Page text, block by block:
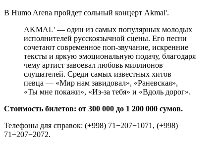
В Humo Arena пройдет сольный концерт Akmal'.
AKMAL' — один из самых популярных молодых
исполнителей русскоязычной сцены. Его песни
сочетают современное поп-звучание, искренние
тексты и яркую эмоциональную подачу, благодаря
чему артист завоевал любовь миллионов
слушателей. Среди самых известных хитов
певца — «Мир нам завидовал», «Раневская»,
«Ты мне покажи», «Из-за тебя» и «Вдоль дорог».
Стоимость билетов: от 300 000 до 1 200 000 сумов.
Телефоны для справок: (+998) 71−207−1071, (+998)
71−207−2072.